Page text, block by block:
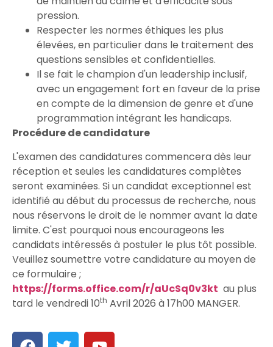
pression.
Respecter les normes éthiques les plus
élevées, en particulier dans le traitement des
questions sensibles et confidentielles.
Il se fait le champion d'un leadership inclusif,
avec un engagement fort en faveur de la prise
en compte de la dimension de genre et d'une
programmation intégrant les handicaps.
Procédure de candidature
L'examen des candidatures commencera dès leur
réception et seules les candidatures complètes
seront examinées. Si un candidat exceptionnel est
identifié au début du processus de recherche, nous
nous réservons le droit de le nommer avant la date
limite. C'est pourquoi nous encourageons les
candidats intéressés à postuler le plus tôt possible.
Veuillez soumettre votre candidature au moyen de
ce formulaire ;
https://forms.office.com/r/aUcSq0v3kt au plus
tard le vendredi 10th Avril 2026 à 17h00 MANGER.